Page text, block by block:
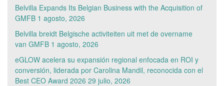
Belvilla Expands Its Belgian Business with the Acquisition of
GMFB 1 agosto, 2026
Belvilla breidt Belgische activiteiten uit met de overname
van GMFB 1 agosto, 2026
eGLOW acelera su expansión regional enfocada en ROI y
conversión, liderada por Carolina Mandil, reconocida con el
Best CEO Award 2026 29 julio, 2026